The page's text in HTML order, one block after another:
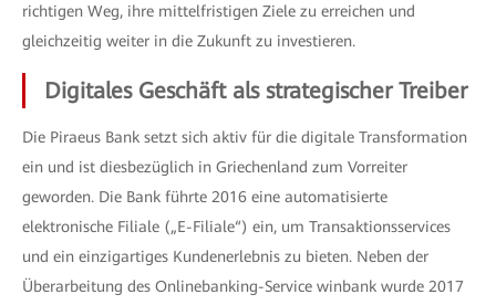
richtigen Weg, ihre mittelfristigen Ziele zu erreichen und
gleichzeitig weiter in die Zukunft zu investieren.
Digitales Geschäft als strategischer Treiber
Die Piraeus Bank setzt sich aktiv für die digitale Transformation
ein und ist diesbezüglich in Griechenland zum Vorreiter
geworden. Die Bank führte 2016 eine automatisierte
elektronische Filiale („E-Filiale“) ein, um Transaktionsservices
und ein einzigartiges Kundenerlebnis zu bieten. Neben der
Überarbeitung des Onlinebanking-Service winbank wurde 2017